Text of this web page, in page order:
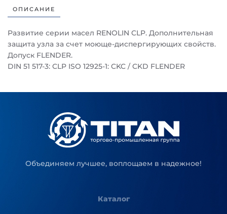
ОПИСАНИЕ
Развитие серии масел RENOLIN CLP. Дополнительная
защита узла за счет моюще-диспергирующих свойств.
Допуск FLENDER.
DIN 51 517-3: CLP ISO 12925-1: CKC / CKD FLENDER
Объединяем лучшее, воплощаем в надежное!
Каталог